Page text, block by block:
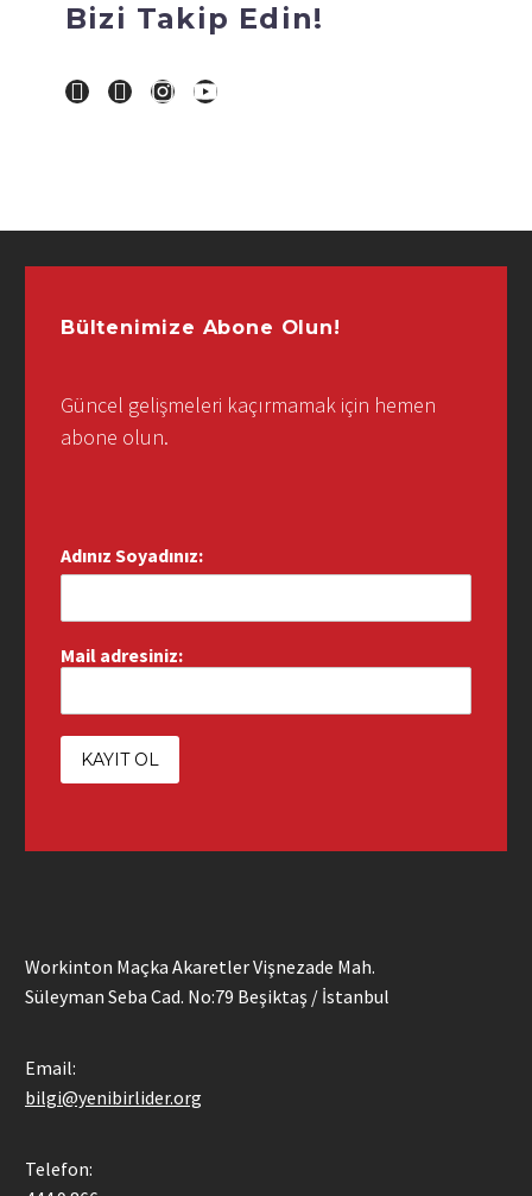
Bizi Takip Edin!
Workinton Maçka Akaretler Vişnezade Mah.
Süleyman Seba Cad. No:79 Beşiktaş / İstanbul
Email:
bilgi@yenibirlider.org
Telefon:
Bültenimize Abone Olun!
Güncel gelişmeleri kaçırmamak için hemen
abone olun.
Adınız Soyadınız:
Mail adresiniz: